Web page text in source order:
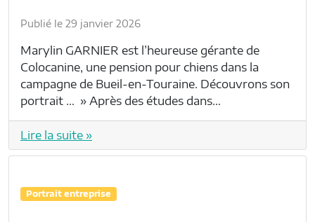
Publié le 29 janvier 2026
Marylin GARNIER est l’heureuse gérante de
Colocanine, une pension pour chiens dans la
campagne de Bueil-en-Touraine. Découvrons son
portrait … » Après des études dans…
Lire la suite »
Portrait entreprise